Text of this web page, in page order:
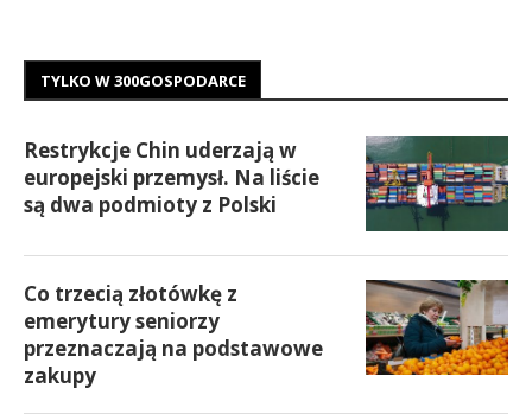
TYLKO W 300GOSPODARCE
Restrykcje Chin uderzają w
europejski przemysł. Na liście
są dwa podmioty z Polski
Co trzecią złotówkę z
emerytury seniorzy
przeznaczają na podstawowe
zakupy